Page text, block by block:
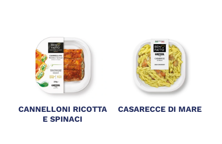
CANNELLONI RICOTTA
E SPINACI
CASARECCE DI MARE